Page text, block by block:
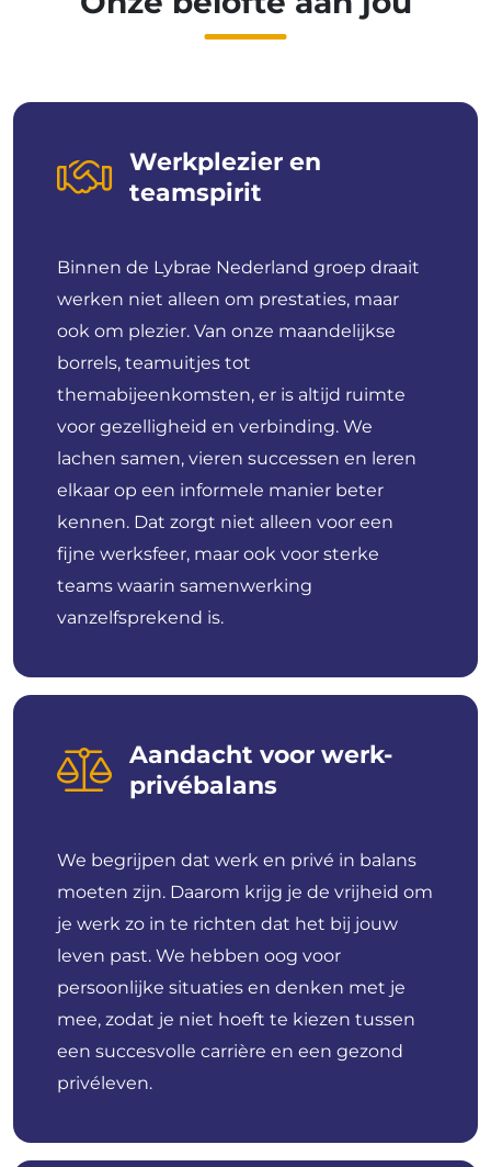
Werkplezier en
teamspirit
Binnen de Lybrae Nederland groep draait
werken niet alleen om prestaties, maar
ook om plezier. Van onze maandelijkse
borrels, teamuitjes tot
themabijeenkomsten, er is altijd ruimte
voor gezelligheid en verbinding. We
lachen samen, vieren successen en leren
elkaar op een informele manier beter
kennen. Dat zorgt niet alleen voor een
fijne werksfeer, maar ook voor sterke
teams waarin samenwerking
vanzelfsprekend is.
Aandacht voor werk-
privébalans
We begrijpen dat werk en privé in balans
moeten zijn. Daarom krijg je de vrijheid om
je werk zo in te richten dat het bij jouw
leven past. We hebben oog voor
persoonlijke situaties en denken met je
mee, zodat je niet hoeft te kiezen tussen
een succesvolle carrière en een gezond
privéleven.